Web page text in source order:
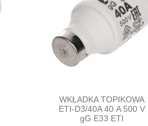
WKŁADKA TOPIKOWA
ETI-D3/40A 40 A 500 V
gG E33 ETI